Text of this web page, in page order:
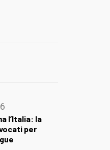
l’Italia: la
per